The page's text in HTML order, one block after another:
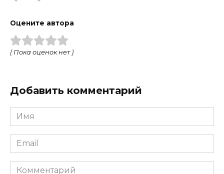
Оцените автора
( Пока оценок нет )
Добавить комментарий
Имя
*
Email
*
Комментарий